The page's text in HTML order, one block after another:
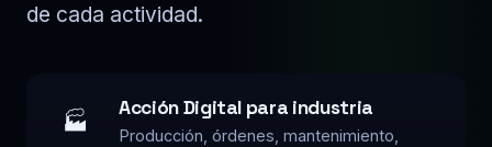
de cada actividad.
🏭
Acción Digital para industria
Producción, órdenes, mantenimiento,